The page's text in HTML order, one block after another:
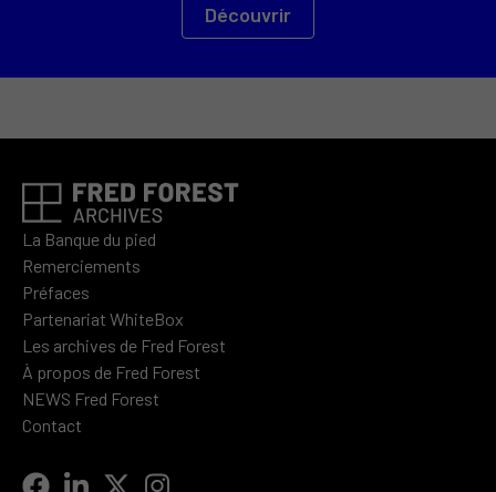
Découvrir
La Banque du pied
Remerciements
Préfaces
Partenariat WhiteBox
Les archives de Fred Forest
À propos de Fred Forest
NEWS Fred Forest
Contact